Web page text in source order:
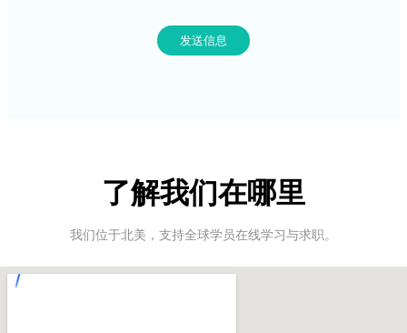
发送信息
了解我们在哪里
我们位于北美，支持全球学员在线学习与求职。